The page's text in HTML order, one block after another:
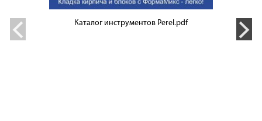
Каталог инструментов Perel.pdf